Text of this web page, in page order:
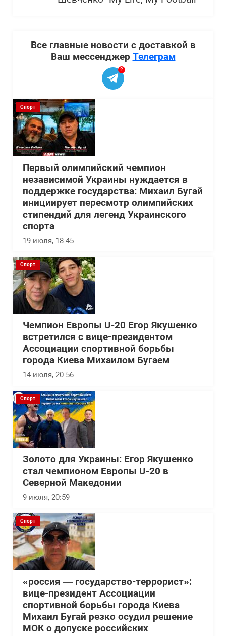
Все главные новости с доставкой в
Ваш мессенджер Телеграм
2
Спорт
Первый олимпийский чемпион
независимой Украины нуждается в
поддержке государства: Михаил Бугай
инициирует пересмотр олимпийских
стипендий для легенд Украинского
спорта
19 июля, 18:45
Спорт
Чемпион Европы U-20 Егор Якушенко
встретился с вице-президентом
Ассоциации спортивной борьбы
города Киева Михаилом Бугаем
14 июля, 20:56
Спорт
Золото для Украины: Егор Якушенко
стал чемпионом Европы U-20 в
Северной Македонии
9 июля, 20:59
Спорт
«россия — государство-террорист»:
вице-президент Ассоциации
спортивной борьбы города Киева
Михаил Бугай резко осудил решение
МОК о допуске российских